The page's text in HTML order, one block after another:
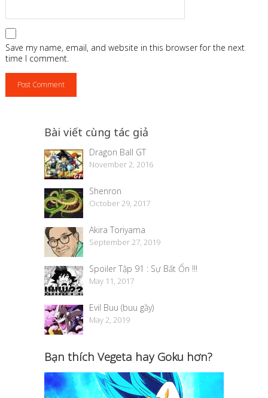
Save my name, email, and website in this browser for the next
time I comment.
Bài viết cùng tác giả
Dragon Ball GT
November 2, 2016
Shenron
October 29, 2017
Akira Toriyama
September 27, 2019
Spoiler Tập 91 : Sự Bất Ổn !!!
May 11, 2017
Evil Buu (buu gầy)
May 2, 2019
Bạn thích Vegeta hay Goku hơn?